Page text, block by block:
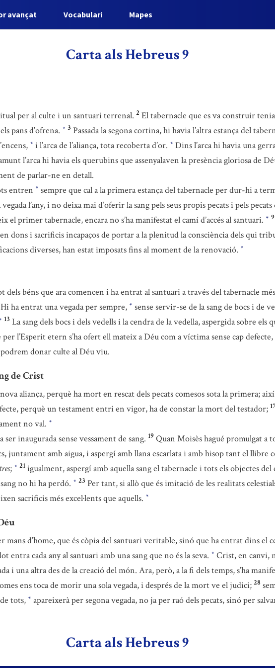
avançat Vocabulari Mapes
Carta als Hebreus 9
per al culte i un santuari terrenal. 2 El tabernacle que es va construir
pans d’ofrena. * 3 Passada la segona cortina, hi havia l’altra estança del
* i l’arca de l’aliança, tota recoberta d’or. * Dins l’arca hi havia una
l’arca hi havia els querubins que assenyalaven la presència gloriosa de
de parlar-ne en detall.
entren * sempre que cal a la primera estança del tabernacle per dur-hi a
l’any, i no deixa mai d’oferir la sang pels seus propis pecats i pels
primer tabernacle, encara no s’ha manifestat el camí d’accés al santuari. * 9
dons i sacrificis incapaços de portar a la plenitud la consciència dels qui
diverses, han estat imposats fins al moment de la renovació. *
béns que ara comencen i ha entrat al santuari a través del tabernacle
Hi ha entrat una vegada per sempre, * sense servir-se de la sang de bocs i de
13 La sang dels bocs i dels vedells i la cendra de la vedella, aspergida sobre
l’Esperit etern s’ha ofert ell mateix a Déu com a víctima sense cap defecte,
donar culte al Déu viu.
de Crist
aliança, perquè ha mort en rescat dels pecats comesos sota la primera;
perquè un testament entri en vigor, ha de constar la mort del testador;
no val. *
inaugurada sense vessament de sang. 19 Quan Moisès hagué promulgat a
juntament amb aigua, i aspergí amb llana escarlata i amb hisop tant el llibre
; * 21 igualment, aspergí amb aquella sang el tabernacle i tots els objectes del
no hi ha perdó. * 23 Per tant, si allò que és imitació de les realitats
sacrificis més excel·lents que aquells. *
d’home, que és còpia del santuari veritable, sinó que ha entrat dins el
entra cada any al santuari amb una sang que no és la seva. * Crist, en canvi,
i una altra des de la creació del món. Ara, però, a la fi dels temps, s’ha
ens toca de morir una sola vegada, i després de la mort ve el judici; 28
tots, * apareixerà per segona vegada, no ja per raó dels pecats, sinó per
Carta als Hebreus 9